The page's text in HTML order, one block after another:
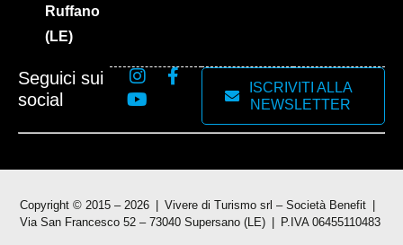
Ruffano
(LE)
Seguici sui
social
ISCRIVITI ALLA
NEWSLETTER
Copyright © 2015 – 2026
Vivere di Turismo srl – Società Benefit
Via San Francesco 52 – 73040 Supersano (LE)
P.IVA 06455110483